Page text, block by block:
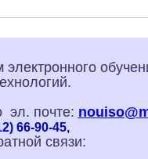
эл. почте:
66-90-45,
связи: